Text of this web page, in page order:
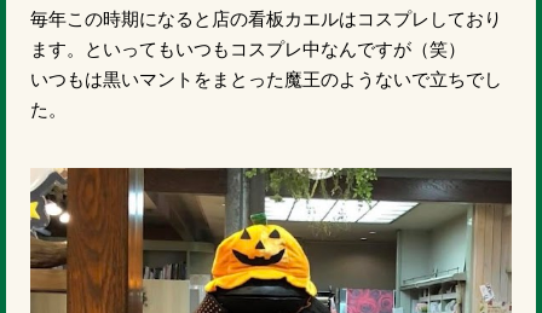
毎年この時期になると店の看板カエルはコスプレしており
ます。といってもいつもコスプレ中なんですが（笑）
いつもは黒いマントをまとった魔王のようないで立ちでし
た。